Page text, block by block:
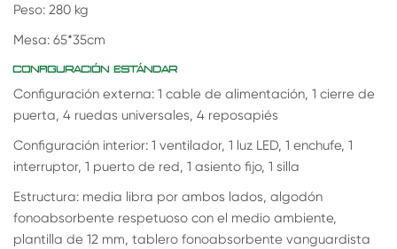
Peso: 280 kg
Mesa: 65*35cm
CONFIGURACIÓN ESTÁNDAR
Configuración externa: 1 cable de alimentación, 1 cierre de
puerta, 4 ruedas universales, 4 reposapiés
Configuración interior: 1 ventilador, 1 luz LED, 1 enchufe, 1
interruptor, 1 puerto de red, 1 asiento fijo, 1 silla
Estructura: media libra por ambos lados, algodón
fonoabsorbente respetuoso con el medio ambiente,
plantilla de 12 mm, tablero fonoabsorbente vanguardista